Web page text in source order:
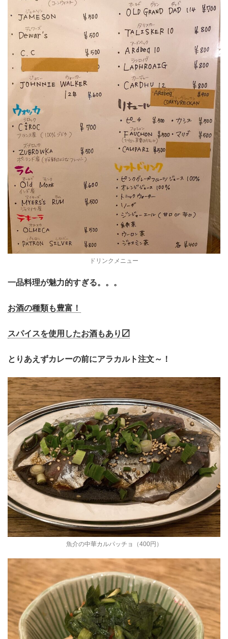
ドリンクメニュー
一品料理が魅力的すぎる。。。
お酒の種類も豊富！
スパイスを使用したお酒もあり〼
とりあえずカレーの前にアラカルト注文～！
魚介の中華カルパッチョ（400円）